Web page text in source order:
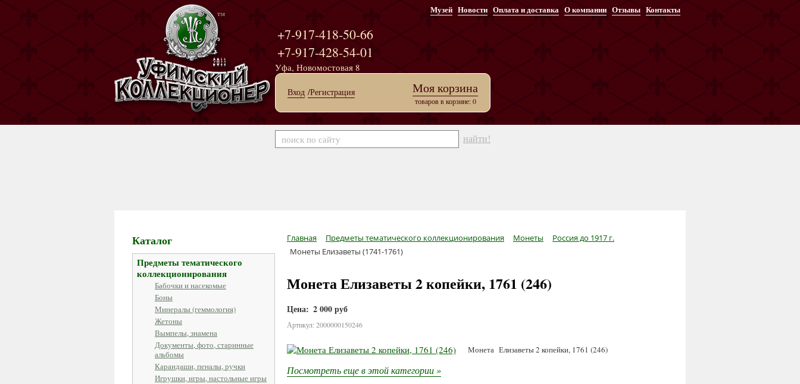
Музей Новости Оплата и доставка О компании Отзывы Контакты
+7-917-418-50-66
+7-917-428-54-01
Уфа, Новомостовая 8
Вход /Регистрация Моя корзина
товаров в корзине: 0
найти!
Каталог
Предметы тематического
коллекционирования
Бабочки и насекомые
Боны
Минералы (геммология)
Жетоны
Вымпелы, знамена
Документы, фото, старинные
альбомы
Карандаши, пеналы, ручки
Игрушки, игры, настольные игры
Главная Предметы тематического коллекционирования Монеты
Россия до 1917 г.
Монеты Елизаветы (1741-1761)
Монета Елизаветы 2 копейки, 1761 (246)
Цена: 2 000 руб
Артикул: 2000000150246
Монета Елизаветы 2 копейки, 1761 (246)
Посмотреть еще в этой категории »